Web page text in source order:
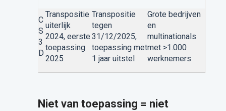
C
S
3
D
Transpositie
uiterlijk
2024, eerste
toepassing
2025
Transpositie
tegen
31/12/2025,
toepassing met
1 jaar uitstel
Grote bedrijven
en
multinationals
met >1.000
werknemers
Niet van toepassing = niet